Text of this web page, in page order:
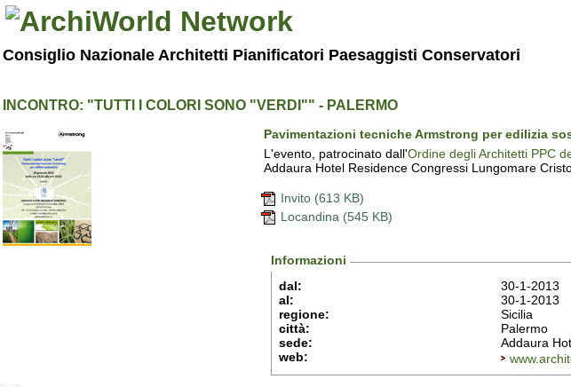
Consiglio Nazionale Architetti Pianificatori Paesaggisti Conservatori
INCONTRO: "TUTTI I COLORI SONO "VERDI"" - PALERMO
Pavimentazioni tecniche Armstrong per edilizia
L'evento, patrocinato dall'Ordine degli Architetti PPC
Addaura Hotel Residence Congressi Lungomare
Invito (613 KB)
Locandina (545 KB)
Informazioni
dal:
30-1-2013
al:
30-1-2013
regione:
Sicilia
città:
Palermo
sede:
Addaura
web: